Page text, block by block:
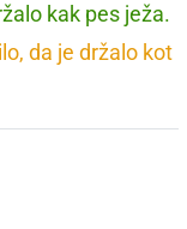
kak pes ježa.
da je držalo kot